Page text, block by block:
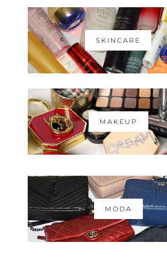
SKINCARE
MAKEUP
MODA